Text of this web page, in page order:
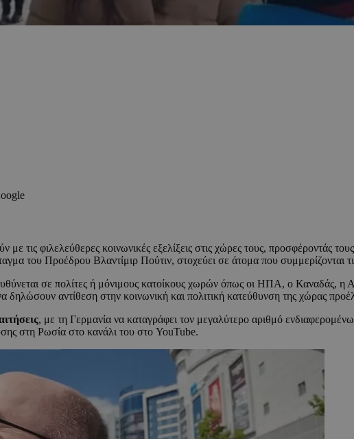
με τις φιλελεύθερες κοινωνικές εξελίξεις στις χώρες τους, προσφέροντάς
του Προέδρου Βλαντίμιρ Πούτιν, στοχεύει σε άτομα που συμμερίζονται
σε πολίτες ή μόνιμους κατοίκους χωρών όπως οι ΗΠΑ, ο Καναδάς, η
δηλώσουν αντίθεση στην κοινωνική και πολιτική κατεύθυνση της χώρας
, με τη Γερμανία να καταγράφει τον μεγαλύτερο αριθμό
στη Ρωσία στο κανάλι του στο YouTube.